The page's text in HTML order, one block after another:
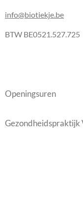
info@biotiekje.be
BTW BE0521.527.725
Openingsuren
Gezondheidspraktijk